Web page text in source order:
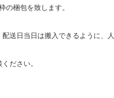
の梱包を致します。
送日当日は搬入できるように、
ださい。